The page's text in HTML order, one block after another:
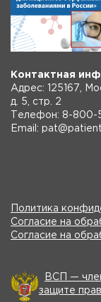
Контактная
Адрес: 125167,
д. 5, стр. 2
Телефон: 8-
Email:
Политика
Согласие на
Согласие на
ВСП —
защите